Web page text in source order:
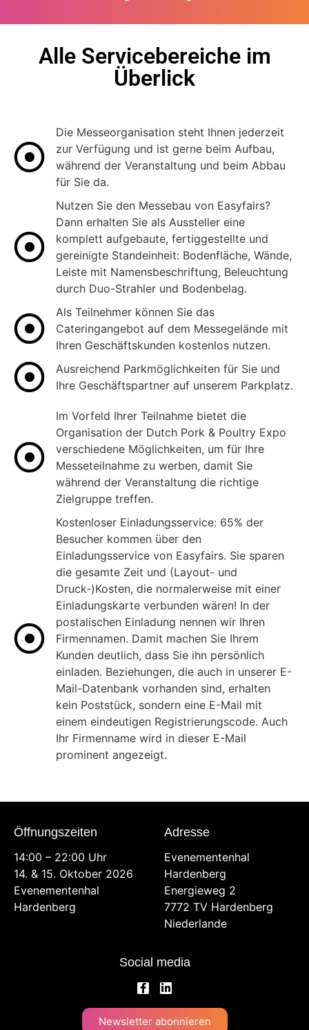
Alle Servicebereiche im
Überlick
Die Messeorganisation steht Ihnen jederzeit
zur Verfügung und ist gerne beim Aufbau,
während der Veranstaltung und beim Abbau
für Sie da.
Nutzen Sie den Messebau von Easyfairs?
Dann erhalten Sie als Aussteller eine
komplett aufgebaute, fertiggestellte und
gereinigte Standeinheit: Bodenfläche, Wände,
Leiste mit Namensbeschriftung, Beleuchtung
durch Duo-Strahler und Bodenbelag.
Als Teilnehmer können Sie das
Cateringangebot auf dem Messegelände mit
Ihren Geschäftskunden kostenlos nutzen.
Ausreichend Parkmöglichkeiten für Sie und
Ihre Geschäftspartner auf unserem Parkplatz.
Im Vorfeld Ihrer Teilnahme bietet die
Organisation der Dutch Pork & Poultry Expo
verschiedene Möglichkeiten, um für Ihre
Messeteilnahme zu werben, damit Sie
während der Veranstaltung die richtige
Zielgruppe treffen.
Kostenloser Einladungsservice: 65% der
Besucher kommen über den
Einladungsservice von Easyfairs. Sie sparen
die gesamte Zeit und (Layout- und
Druck-)Kosten, die normalerweise mit einer
Einladungskarte verbunden wären! In der
postalischen Einladung nennen wir Ihren
Firmennamen. Damit machen Sie Ihrem
Kunden deutlich, dass Sie ihn persönlich
einladen. Beziehungen, die auch in unserer E-
Mail-Datenbank vorhanden sind, erhalten
kein Poststück, sondern eine E-Mail mit
einem eindeutigen Registrierungscode. Auch
Ihr Firmenname wird in dieser E-Mail
prominent angezeigt.
Öffnungszeiten
14:00 – 22:00 Uhr
14. & 15. Oktober 2026
Evenementenhal
Hardenberg
Adresse
Evenementenhal
Hardenberg
Energieweg 2
7772 TV Hardenberg
Niederlande
Social media
Newsletter abonnieren